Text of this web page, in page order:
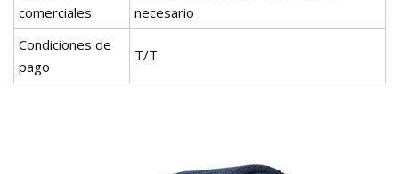
comerciales
necesario
Condiciones de
pago
T/T